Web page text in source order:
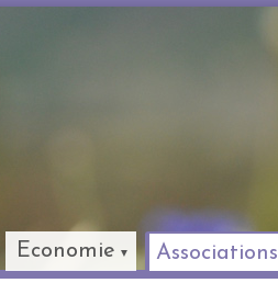
Economie Associations